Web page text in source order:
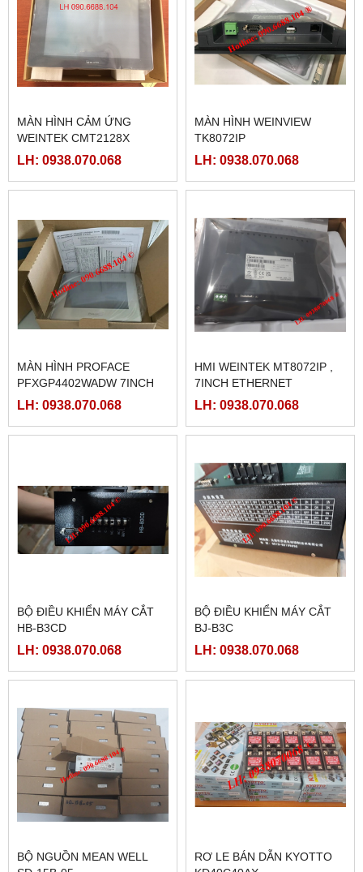
MÀN HÌNH CẢM ỨNG
WEINTEK CMT2128X
LH: 0938.070.068
MÀN HÌNH WEINVIEW
TK8072IP
LH: 0938.070.068
MÀN HÌNH PROFACE
PFXGP4402WADW 7INCH
LH: 0938.070.068
HMI WEINTEK MT8072IP ,
7INCH ETHERNET
LH: 0938.070.068
BỘ ĐIỀU KHIỂN MÁY CẮT
HB-B3CD
LH: 0938.070.068
BỘ ĐIỀU KHIỂN MÁY CẮT
BJ-B3C
LH: 0938.070.068
BỘ NGUỒN MEAN WELL
RƠ LE BÁN DẪN KYOTTO